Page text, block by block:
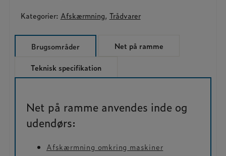
Kategorier: Afskærmning, Trådvarer
Brugsområder Net på ramme
Teknisk specifikation
Net på ramme anvendes inde og
udendørs:
Afskærmning omkring maskiner